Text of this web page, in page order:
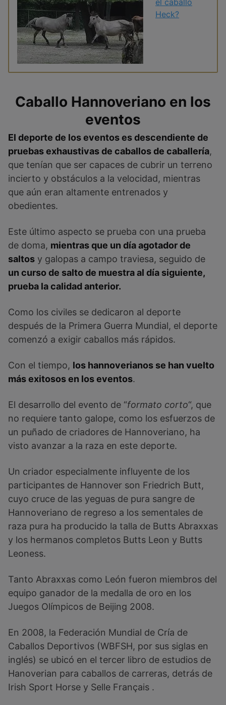
Heck?
Caballo Hannoveriano en los
eventos
El deporte de los eventos es descendiente de
pruebas exhaustivas de caballos de caballería,
que tenían que ser capaces de cubrir un terreno
incierto y obstáculos a la velocidad, mientras
que aún eran altamente entrenados y
obedientes.
Este último aspecto se prueba con una prueba
de doma, mientras que un día agotador de
saltos y galopas a campo traviesa, seguido de
un curso de salto de muestra al día siguiente,
prueba la calidad anterior.
Como los civiles se dedicaron al deporte
después de la Primera Guerra Mundial, el deporte
comenzó a exigir caballos más rápidos.
Con el tiempo, los hannoverianos se han vuelto
más exitosos en los eventos.
El desarrollo del evento de “formato corto“, que
no requiere tanto galope, como los esfuerzos de
un puñado de criadores de Hannoveriano, ha
visto avanzar a la raza en este deporte.
Un criador especialmente influyente de los
participantes de Hannover son Friedrich Butt,
cuyo cruce de las yeguas de pura sangre de
Hannoveriano de regreso a los sementales de
raza pura ha producido la talla de Butts Abraxxas
y los hermanos completos Butts Leon y Butts
Leoness.
Tanto Abraxxas como León fueron miembros del
equipo ganador de la medalla de oro en los
Juegos Olímpicos de Beijing 2008.
En 2008, la Federación Mundial de Cría de
Caballos Deportivos (WBFSH, por sus siglas en
inglés) se ubicó en el tercer libro de estudios de
Hanoverian para caballos de carreras, detrás de
Irish Sport Horse y Selle Français .